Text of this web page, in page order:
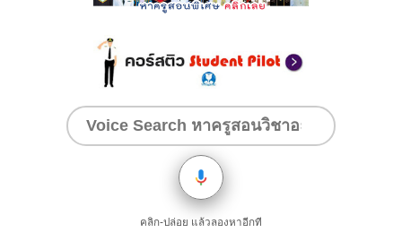
คลิก-ปล่อย แล้วลองหาอีกที